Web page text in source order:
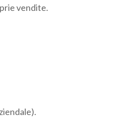
vendite.